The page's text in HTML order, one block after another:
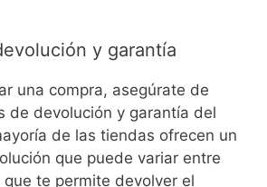
y garantía
una compra, asegúrate de
de devolución y garantía del
de las tiendas ofrecen un
que puede variar entre
te permite devolver el